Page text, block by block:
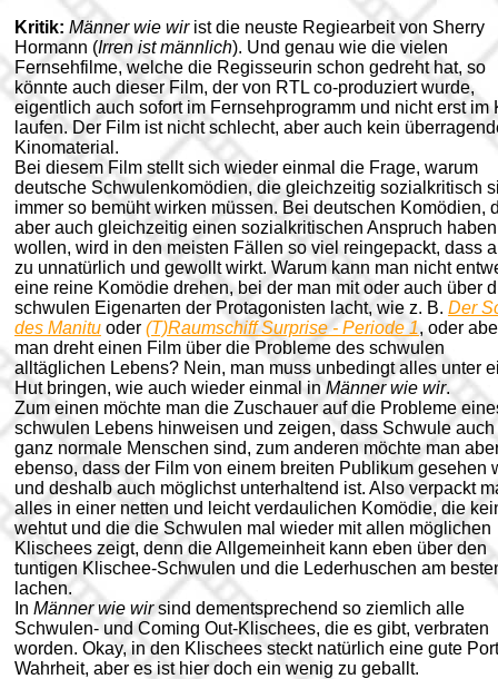
Kritik: Männer wie wirist die neuste Regiearbeit von Sherry
Hormann (Irren ist männlich). Und genau wie die vielen
Fernsehfilme, welche die Regisseurin schon gedreht hat, so
könnte auch dieser Film, der von RTL co-produziert wurde,
eigentlich auch sofort im Fernsehprogramm und nicht erst im
laufen. Der Film ist nicht schlecht, aber auch kein
Kinomaterial.
Bei diesem Film stellt sich wieder einmal die Frage, warum
deutsche Schwulenkomödien, die gleichzeitig sozialkritisch
immer so bemüht wirken müssen. Bei deutschen Komödien,
aber auch gleichzeitig einen sozialkritischen Anspruch haben
wollen, wird in den meisten Fällen so viel reingepackt, dass
zu unnatürlich und gewollt wirkt. Warum kann man nicht
eine reine Komödie drehen, bei der man mit oder auch über
schwulen Eigenarten der Protagonisten lacht, wie z. B. Der
des Manitu oder (T)Raumschiff Surprise - Periode 1, oder
man dreht einen Film über die Probleme des schwulen
alltäglichen Lebens? Nein, man muss unbedingt alles unter
Hut bringen, wie auch wieder einmal in Männer wie wir.
Zum einen möchte man die Zuschauer auf die Probleme
schwulen Lebens hinweisen und zeigen, dass Schwule auch
ganz normale Menschen sind, zum anderen möchte man
ebenso, dass der Film von einem breiten Publikum gesehen
und deshalb auch möglichst unterhaltend ist. Also verpackt
alles in einer netten und leicht verdaulichen Komödie, die
wehtut und die die Schwulen mal wieder mit allen möglichen
Klischees zeigt, denn die Allgemeinheit kann eben über den
tuntigen Klischee-Schwulen und die Lederhuschen am
lachen.
In Männer wie wirsind dementsprechend so ziemlich alle
Schwulen- und Coming Out-Klischees, die es gibt, verbraten
worden. Okay, in den Klischees steckt natürlich eine gute
Wahrheit, aber es ist hier doch ein wenig zu geballt.